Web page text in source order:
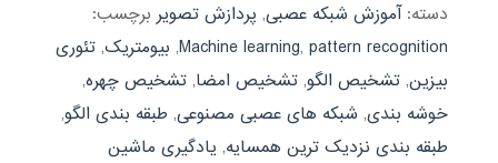
دسته:آموزش شبکه عصبی, پردازش تصویر برچسب:
Machine learning,pattern recognition
, بیومتریک, تئوری
بیزین, تشخیص الگو, تشخیص امضا, تشخیص چهره,
خوشه بندی, شبکه های عصبی مصنوعی, طبقه بندی الگو,
طبقه بندی نزدیک ترین همسایه, یادگیری ماشین